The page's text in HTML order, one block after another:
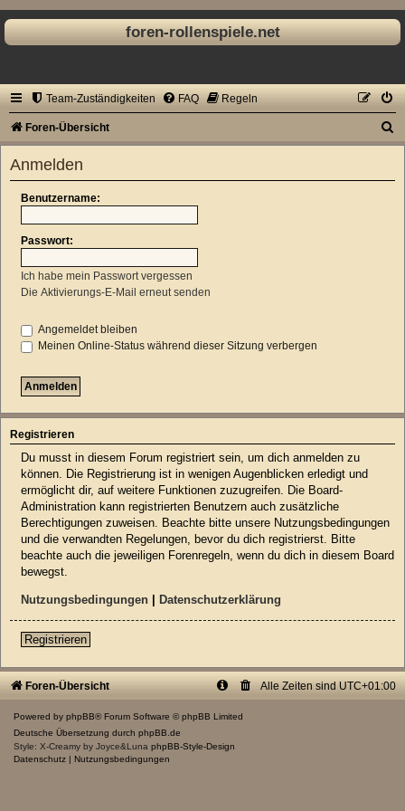
foren-rollenspiele.net
Team-Zuständigkeiten FAQ Regeln
Foren-Übersicht
Anmelden
Benutzername:
Passwort:
Ich habe mein Passwort vergessen
Die Aktivierungs-E-Mail erneut senden
Angemeldet bleiben
Meinen Online-Status während dieser Sitzung verbergen
Registrieren
Du musst in diesem Forum registriert sein, um dich anmelden zu
können. Die Registrierung ist in wenigen Augenblicken erledigt und
ermöglicht dir, auf weitere Funktionen zuzugreifen. Die Board-
Administration kann registrierten Benutzern auch zusätzliche
Berechtigungen zuweisen. Beachte bitte unsere Nutzungsbedingungen
und die verwandten Regelungen, bevor du dich registrierst. Bitte
beachte auch die jeweiligen Forenregeln, wenn du dich in diesem Board
bewegst.
Nutzungsbedingungen Datenschutzerklärung
Registrieren
Foren-Übersicht Alle Zeiten sind UTC+01:00
Powered by phpBB® Forum Software © phpBB Limited
Deutsche Übersetzung durch phpBB.de
Style: X-Creamy by Joyce&Luna phpBB-Style-Design
Datenschutz
Nutzungsbedingungen